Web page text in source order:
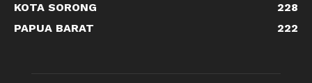
KOTA SORONG
228
PAPUA BARAT
222